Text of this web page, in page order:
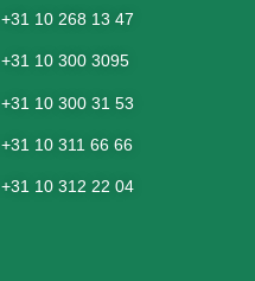
+31 10 268 13 47
+31 10 300 3095
+31 10 300 31 53
+31 10 311 66 66
+31 10 312 22 04